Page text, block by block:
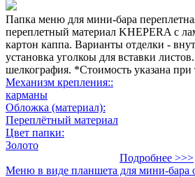
Папка меню для мини-бара
переплетный материал KHEPERA с
картон каппа. Варианты отделки -
установка уголкоы для вставки
шелкография. *Стоимость указана при
Механизм крепления::
карманы
Обложка (материал):
Переплётный материал
Цвет папки:
Золото
Подробнее >>>
Меню в виде планшета для мини-бара